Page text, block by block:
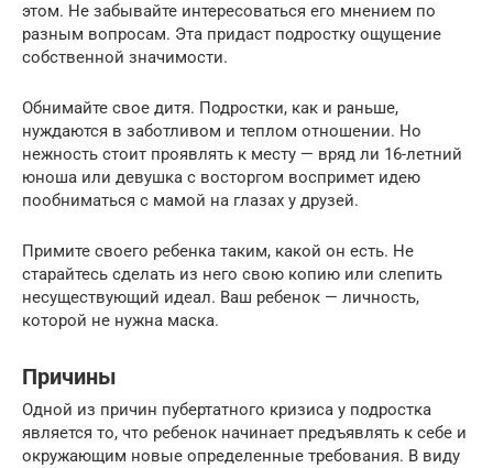
этом. Не забывайте интересоваться его мнением по
разным вопросам. Эта придаст подростку ощущение
собственной значимости.
Обнимайте свое дитя. Подростки, как и раньше,
нуждаются в заботливом и теплом отношении. Но
нежность стоит проявлять к месту — вряд ли 16-летний
юноша или девушка с восторгом воспримет идею
пообниматься с мамой на глазах у друзей.
Примите своего ребенка таким, какой он есть. Не
старайтесь сделать из него свою копию или слепить
несуществующий идеал. Ваш ребенок — личность,
которой не нужна маска.
Причины
Одной из причин пубертатного кризиса у подростка
является то, что ребенок начинает предъявлять к себе и
окружающим новые определенные требования. В виду